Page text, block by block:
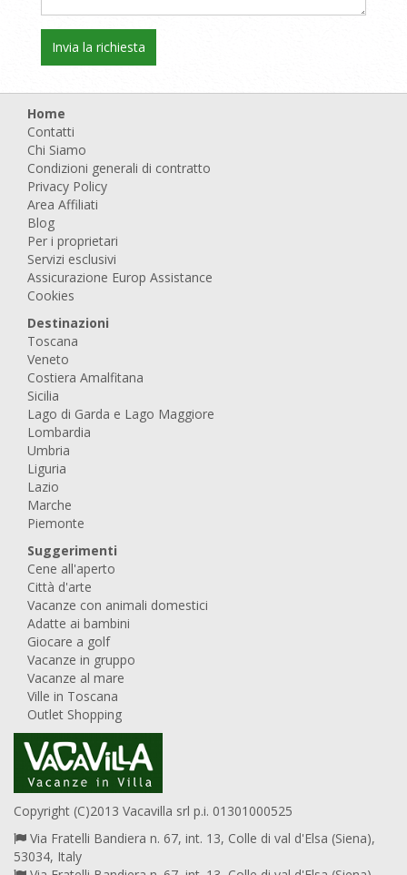
Home
Contatti
Chi Siamo
Condizioni generali di contratto
Privacy Policy
Area Affiliati
Blog
Per i proprietari
Servizi esclusivi
Assicurazione Europ Assistance
Cookies
Destinazioni
Toscana
Veneto
Costiera Amalfitana
Sicilia
Lago di Garda e Lago Maggiore
Lombardia
Umbria
Liguria
Lazio
Marche
Piemonte
Suggerimenti
Cene all'aperto
Città d'arte
Vacanze con animali domestici
Adatte ai bambini
Giocare a golf
Vacanze in gruppo
Vacanze al mare
Ville in Toscana
Outlet Shopping
Copyright (C)2013 Vacavilla srl p.i. 01301000525
Via Fratelli Bandiera n. 67, int. 13, Colle di val d'Elsa (Siena),
53034, Italy